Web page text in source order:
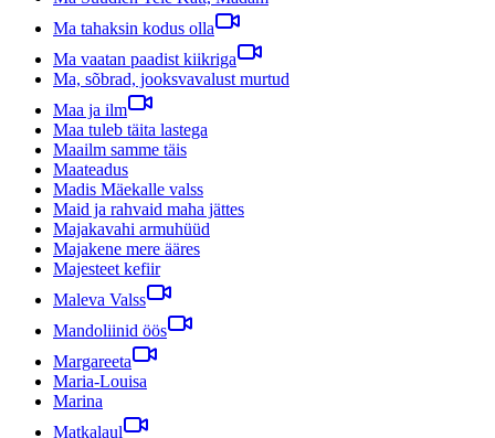
Ma tahaksin kodus olla
Ma vaatan paadist kiikriga
Ma, sõbrad, jooksvavalust murtud
Maa ja ilm
Maa tuleb täita lastega
Maailm samme täis
Maateadus
Madis Mäekalle valss
Maid ja rahvaid maha jättes
Majakavahi armuhüüd
Majakene mere ääres
Majesteet kefiir
Maleva Valss
Mandoliinid öös
Margareeta
Maria-Louisa
Marina
Matkalaul